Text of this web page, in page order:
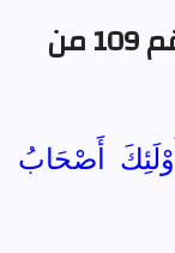
التفسير الميسر الصفحة رقم 109 من
أُوْلَئِكَ أَصْحَابُ